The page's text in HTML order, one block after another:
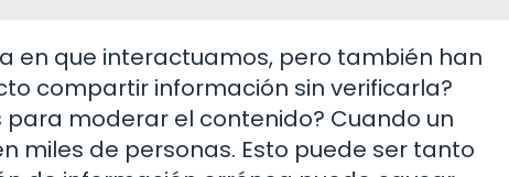
en que interactuamos, pero también han
compartir información sin verificarla?
moderar el contenido? Cuando un
miles de personas. Esto puede ser tanto